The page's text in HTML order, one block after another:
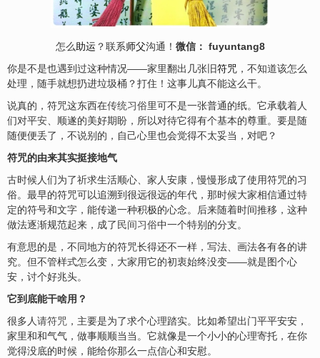
怎么助运 ？联系师父沟通！ 微信： fuyuntang8
你是不是也遇到过这种情况——家里翻出几张旧符咒 ，不知道该怎么
处理，随手就想扔进垃圾桶？打住！这事儿真不能这么干。
说真的，符咒这东西在传统习俗里可不是一张普通的纸。它承载着人
们对平安、顺遂的美好期盼，所以对待它得有个基本的尊重。要是随
随便便丢了，不说别的，自己心里也会觉得不太妥当，对吧？
符咒的由来其实挺接地气
古时候人们为了祈求生活顺心、家人安康，慢慢形成了使用符咒的习
俗。最早的符咒可以追溯到很远很远的年代，那时候大家相信通过特
定的符号和文字，能传递一种积极的心念。后来随着时间推移，这种
做法逐渐规范起来，成了民间习俗中一个特别的分支。
有意思的是，不同地方的符咒长得还不一样，写法、画法各有各的讲
究。但不管样式怎么变，大家用它的初衷始终没变——就是图个心
安，讨个好兆头。
它到底能干啥用？
很多人请符咒 ，主要是为了求个心理踏实。比如希望出门平平安安，
家里和和气气，做事顺顺当当。它就像是一个小小的心理寄托，在你
觉得没底的时候，能给你那么一点信心和安慰。